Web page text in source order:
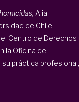
Alia
de Chile
Centro de Derechos
la Oficina de
su práctica profesional,